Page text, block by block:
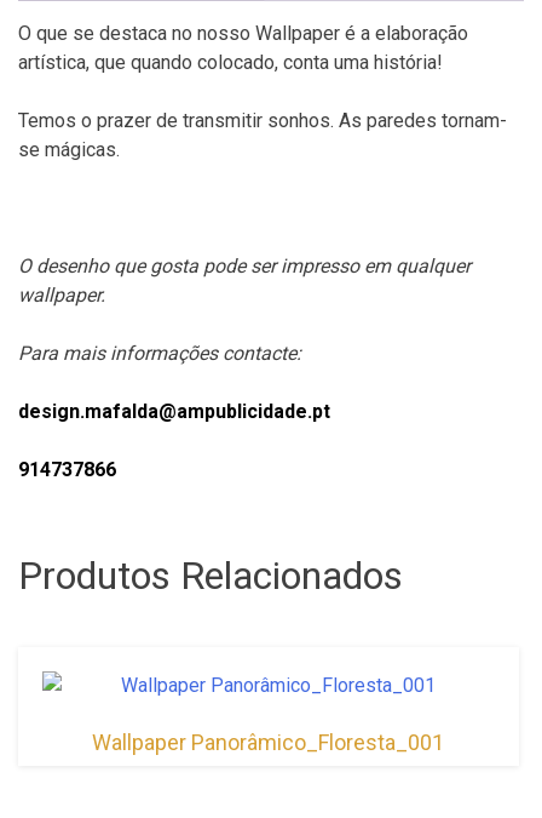
O que se destaca no nosso Wallpaper é a elaboração
artística, que quando colocado, conta uma história!
Temos o prazer de transmitir sonhos. As paredes tornam-
se mágicas.
O desenho que gosta pode ser impresso em qualquer
wallpaper.
Para mais informações contacte:
design.mafalda@ampublicidade.pt
914737866
Produtos Relacionados
Wallpaper Panorâmico_Floresta_001